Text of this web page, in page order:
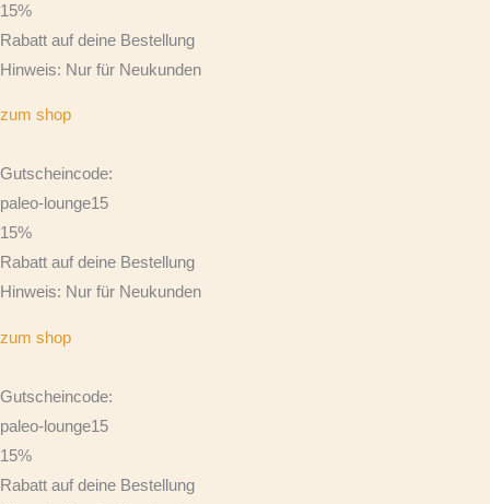
15%
Rabatt auf deine Bestellung
Hinweis: Nur für Neukunden
zum shop
Gutscheincode:
paleo-lounge15
15%
Rabatt auf deine Bestellung
Hinweis: Nur für Neukunden
zum shop
Gutscheincode:
paleo-lounge15
15%
Rabatt auf deine Bestellung